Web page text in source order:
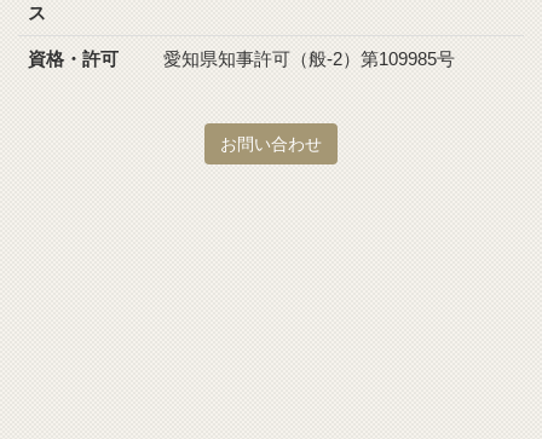
ス
資格・許可 愛知県知事許可（般-2）第109985号
お問い合わせ